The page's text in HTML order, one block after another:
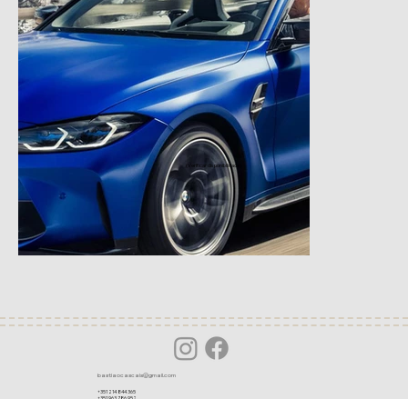
(Verificar disponibilidade)
bastiaocascais@gmail.com
+351 214 844 365